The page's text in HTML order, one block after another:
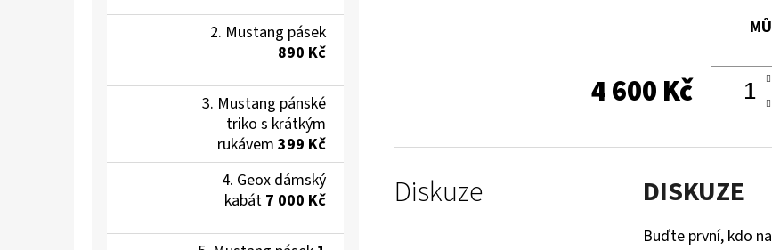
Mustang pásek
890 Kč
Mustang pánské
triko s krátkým
rukávem 399 Kč
Geox dámský
kabát 7 000 Kč
4 600 Kč
Diskuze DISKUZE
Buďte první, kdo